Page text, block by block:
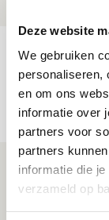
Deze website
We gebruiken
personaliseren,
en om ons
informatie over
partners voor
partners
informatie die
verzameld op
Brandt
dat steeds
09 AUGUSTUS 2026 -
NIEUWS
Míchel:
ik wissels
09 AUGUSTUS 2026 -